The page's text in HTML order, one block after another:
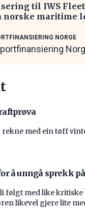
til IWS
norske maritime
NORGE
med ein tøff
å unngå sprekk
følgt med like
likevel gjere lite